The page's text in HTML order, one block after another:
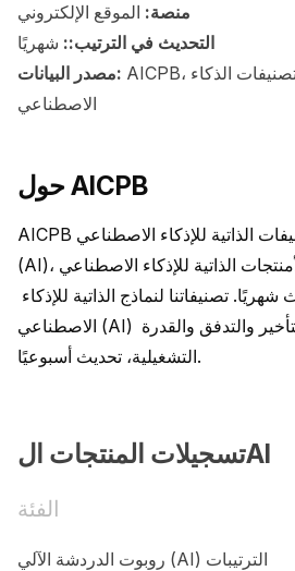
منصة: الموقع الإلكتروني
التحديث في الترتيب:: شهريًا
مصدر البيانات: AICPB، المعيار العالمي لتصنيفات الذكاء
الاصطناعي
حول AICPB
AICPB هو المعيار العالمي للتصنيفات الذاتية للإذكاء الاصطناعي
(AI)، تصنيفاتنا لأمنتجات الذاتية للإذكاء الاصطناعي (AI) حسب
الاصطناعي (AI) حسب السعر والتأخير والتدفق والقدرة
التشغيلية، تحديث أسبوعيًا.
تسجيلات المنتجات الAI
الفئة
روبوت الدردشة الآلي (AI) الترتيبات